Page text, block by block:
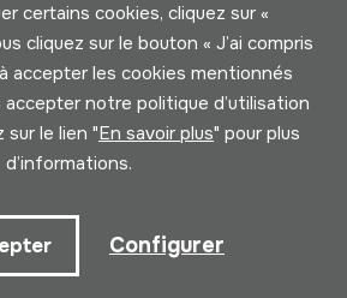
Développé par Lotura
certains cookies, cliquez sur «
cliquez sur le bouton « J’ai compris
accepter les cookies mentionnés
notre politique d’utilisation
sur le lien "En savoir plus" pour plus
d’informations.
Configurer